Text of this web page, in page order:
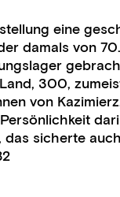
eine
damals von
300,
von
sicherte